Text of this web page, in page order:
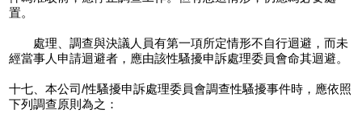
置。
處理、調查與決議人員有第一項所定情形不自行迴避，而未
經當事人申請迴避者，應由該性騷擾申訴處理委員會命其迴避。
十七、本公司/性騷擾申訴處理委員會調查性騷擾事件時，應依照
下列調查原則為之：